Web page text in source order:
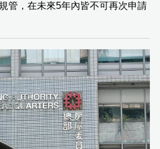
管，在未來5年內皆不可再次申請